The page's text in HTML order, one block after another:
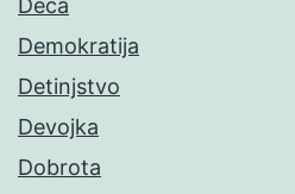
Deca
Demokratija
Detinjstvo
Devojka
Dobrota